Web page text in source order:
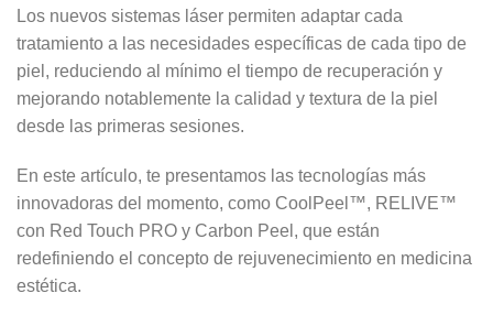
Los nuevos sistemas láser permiten adaptar cada
tratamiento a las necesidades específicas de cada tipo de
piel, reduciendo al mínimo el tiempo de recuperación y
mejorando notablemente la calidad y textura de la piel
desde las primeras sesiones.
En este artículo, te presentamos las tecnologías más
innovadoras del momento, como CoolPeel™, RELIVE™
con Red Touch PRO y Carbon Peel , que están
redefiniendo el concepto de rejuvenecimiento en medicina
estética.